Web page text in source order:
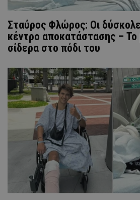
Σταύρος Φλώρος: Οι
κέντρο αποκατάστασης – Το
σίδερα στο πόδι του